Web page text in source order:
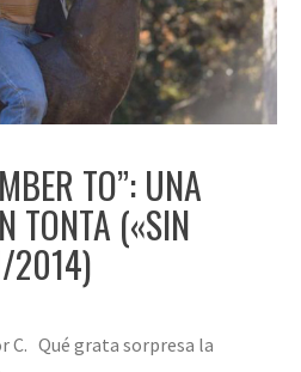
TO”: UNA
TONTA («SIN
2014)
C. Qué grata sorpresa la